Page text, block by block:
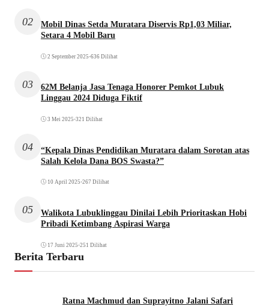
02
Mobil Dinas Setda Muratara Diservis Rp1,03 Miliar,
Setara 4 Mobil Baru
2 September 2025 •636 Dilihat
03
62M Belanja Jasa Tenaga Honorer Pemkot Lubuk
Linggau 2024 Diduga Fiktif
3 Mei 2025 •321 Dilihat
04
“Kepala Dinas Pendidikan Muratara dalam Sorotan atas
Salah Kelola Dana BOS Swasta?”
10 April 2025 •267 Dilihat
05
Walikota Lubuklinggau Dinilai Lebih Prioritaskan Hobi
Pribadi Ketimbang Aspirasi Warga
17 Juni 2025 •251 Dilihat
Berita Terbaru
Ratna Machmud dan Suprayitno Jalani Safari